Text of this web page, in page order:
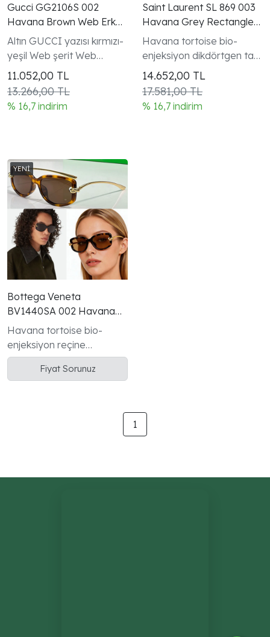
Gucci GG2106S 002
Havana Brown Web Erkek
Gunes Gozlugu
Altın GUCCI yazısı kırmızı-
yeşil Web şerit Web
koleksiyonu erkek modeli
11.052,00 TL
13.266,00 TL
% 16,7 indirim
Saint Laurent SL 869 003
Havana Grey Rectangle
Gunes Gozlugu
Havana tortoise bio-
enjeksiyon dikdörtgen tam
kenarlı çerçeve beyaz
Saint Laurent şakak yazısı
14.652,00 TL
17.581,00 TL
% 16,7 indirim
Bottega Veneta
BV1440SA 002 Havana
Gold Knot Rectangle
Gunes Gozlugu
Havana tortoise bio-
enjeksiyon reçine
dikdörtgen çerçeve ikonik
BV altın metal düğüm
Fiyat Sorunuz
1